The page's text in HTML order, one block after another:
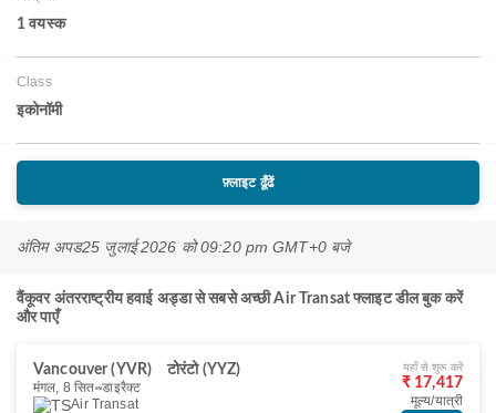
1 वयस्‍क
Class
इकोनॉमी
फ़्लाइट ढूँढें
अंतिम अपड25 जुलाई 2026 को 09:20 pm GMT+0 बजे
वैंकूवर अंतरराष्ट्रीय हवाई अड्डा से सबसे अच्छी Air Transat फ्लाइट डील बुक करें
और पाएँ
Vancouver (YVR)
टोरंटो (YYZ)
मंगल, 8 सित॰ डाइरैक्ट
Air Transat
यहाँ से शुरू करें
₹ 17,417
मूल्य/यात्री